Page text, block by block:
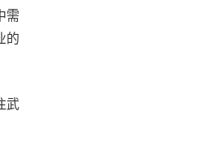
需
的
武